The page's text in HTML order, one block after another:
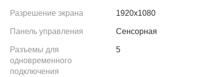
Разрешение экрана 1920x1080
Панель управления Сенсорная
Разъемы для
одновременного
подключения
5